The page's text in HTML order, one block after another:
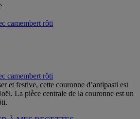
camembert rôti
camembert rôti
et festive, cette couronne d’antipasti est
La pièce centrale de la couronne est un